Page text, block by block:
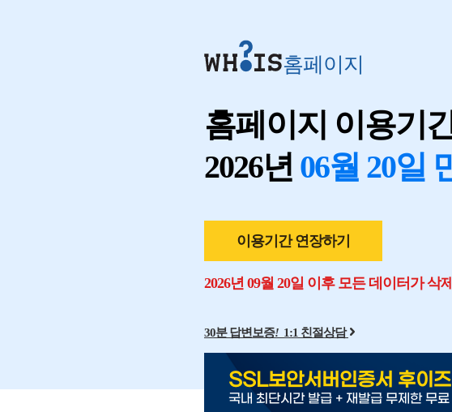
홈페이지
홈페이지 이용기
2026년 06월 20일
이용기간 연장하기
2026년 09월 20일 이후 모든 데이터가 삭제
30분 답변보증! 1:1 친절상담
SSL보안서버인증서 후이
국내 최단시간 발급 + 재발급 무제한 무